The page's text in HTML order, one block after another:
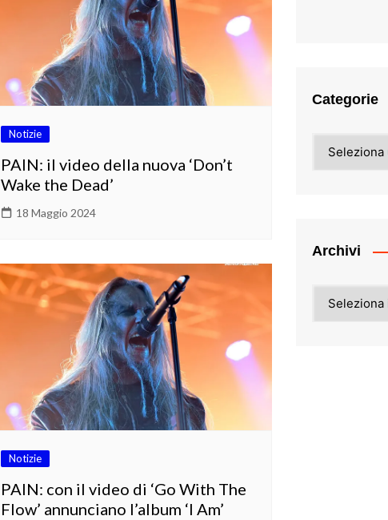
Notizie
PAIN: il video della nuova ‘Don’t
Wake the Dead’
18 Maggio 2024
Notizie
PAIN: con il video di ‘Go With The
Flow’ annunciano l’album ‘I Am’
Categorie
Archivi